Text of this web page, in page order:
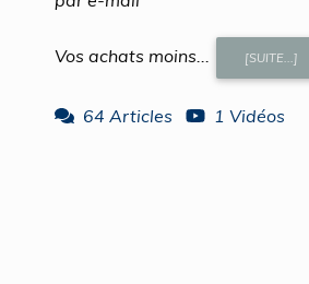
Vos achats moins... [SUITE...]
64 Articles 1 Vidéos